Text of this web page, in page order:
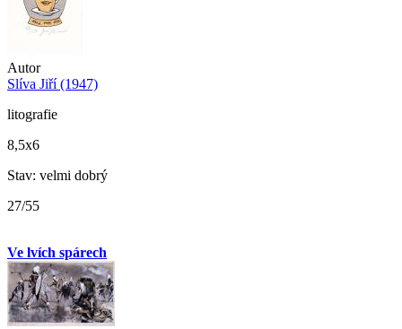
Autor
Slíva Jiří (1947)
litografie
8,5x6
Stav: velmi dobrý
27/55
Ve lvích spárech